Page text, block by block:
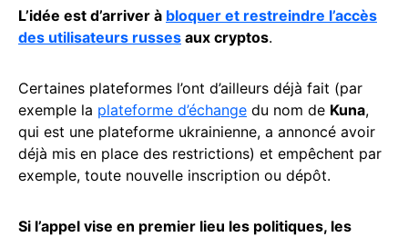
L’idée est d’arriver à bloquer et restreindre l’accès
des utilisateurs russes aux cryptos.
Certaines plateformes l’ont d’ailleurs déjà fait (par
exemple la plateforme d’échange du nom de Kuna,
qui est une plateforme ukrainienne, a annoncé avoir
déjà mis en place des restrictions) et empêchent par
exemple, toute nouvelle inscription ou dépôt.
Si l’appel vise en premier lieu les politiques, les